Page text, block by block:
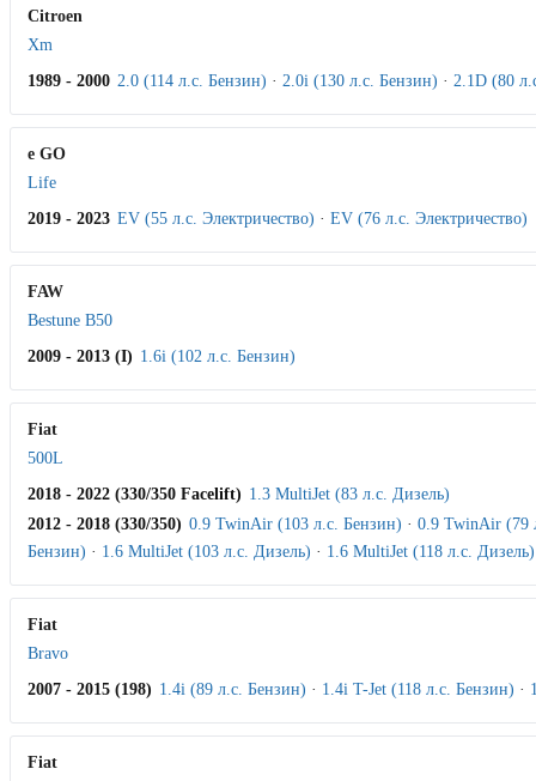
Citroen
Xm
1989 - 2000 2.0 (114 л.с. Бензин) · 2.0i (130 л.с. Бензин) · 2.1D (80
e GO
Life
2019 - 2023 EV (55 л.с. Электричество) · EV (76 л.с. Электричество)
FAW
Bestune B50
2009 - 2013 (I) 1.6i (102 л.с. Бензин)
Fiat
500L
2018 - 2022 (330/350 Facelift) 1.3 MultiJet (83 л.с. Дизель)
2012 - 2018 (330/350) 0.9 TwinAir (103 л.с. Бензин) · 0.9 TwinAir (79
Бензин) · 1.6 MultiJet (103 л.с. Дизель) · 1.6 MultiJet (118 л.с. Дизель)
Fiat
Bravo
2007 - 2015 (198) 1.4i (89 л.с. Бензин) · 1.4i T-Jet (118 л.с. Бензин) ·
Fiat